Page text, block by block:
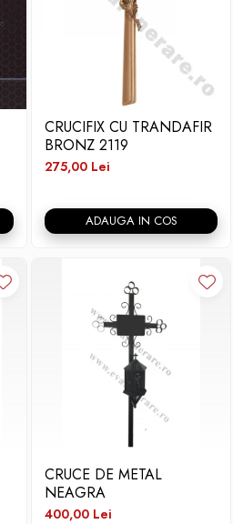
CRUCIFIX CU TRANDAFIR
BRONZ 2119
275,00 Lei
ADAUGA IN COS
CRUCE DE METAL
NEAGRA
400,00 Lei